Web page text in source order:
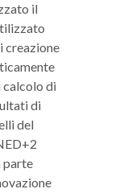
il
creazione
calcolo di
di
del
parte